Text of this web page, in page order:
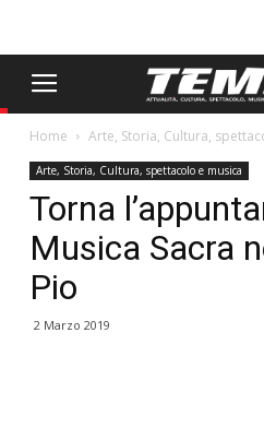
Home Arte, Storia, Cultura,
Arte, Storia, Cultura, spettacolo e musica
Torna
Musica Sacra
Pio
2 Marzo 2019